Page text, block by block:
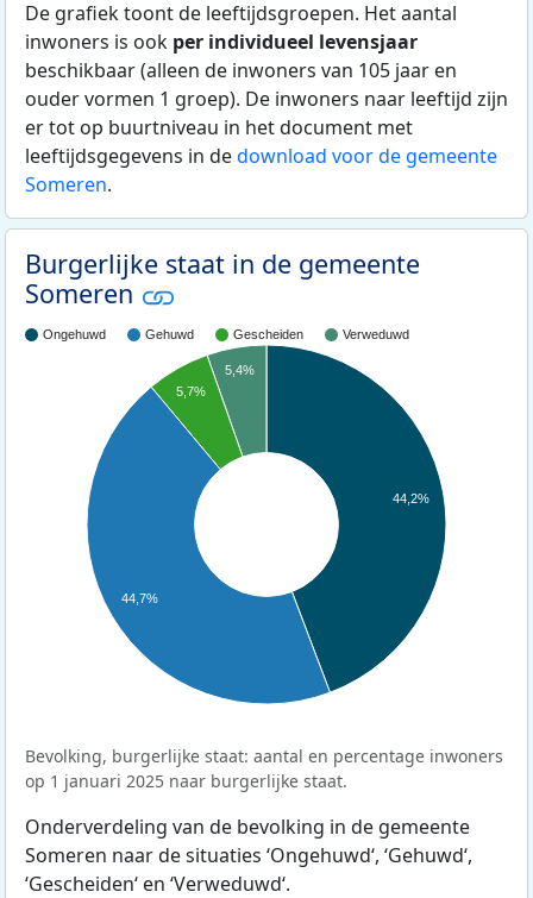
De grafiek toont de leeftijdsgroepen. Het aantal
inwoners is ook per individueel levensjaar
beschikbaar (alleen de inwoners van 105 jaar en
ouder vormen 1 groep). De inwoners naar leeftijd zijn
er tot op buurtniveau in het document met
leeftijdsgegevens in dedownload voor de gemeente
Someren.
Burgerlijke staat in de gemeente
Someren
Ongehuwd Gehuwd Gescheiden Verweduwd
44,2%
5,4%
5,7%
44,7%
Bevolking, burgerlijke staat: aantal en percentage inwoners
op 1 januari 2025 naar burgerlijke staat.
Onderverdeling van de bevolking in de gemeente
Someren naar de situaties ‘Ongehuwd‘, ‘Gehuwd‘,
‘Gescheiden‘ en ‘Verweduwd‘.